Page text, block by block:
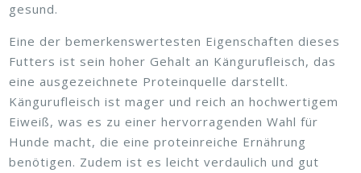
gesund.
Eine der bemerkenswertesten Eigenschaften dieses
Futters ist sein hoher Gehalt an Kängurufleisch, das
eine ausgezeichnete Proteinquelle darstellt.
Kängurufleisch ist mager und reich an hochwertigem
Eiweiß, was es zu einer hervorragenden Wahl für
Hunde macht, die eine proteinreiche Ernährung
benötigen. Zudem ist es leicht verdaulich und gut